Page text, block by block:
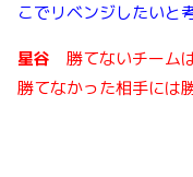
こでリベンジしたいと
星谷 勝てないチーム
勝てなかった相手には